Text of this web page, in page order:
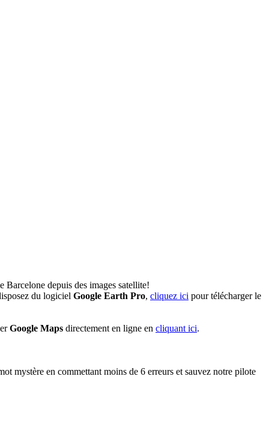
depuis des images satellite!
du logiciel Google Earth Pro, cliquez ici pour télécharger le
Google Maps directement en ligne en cliquant ici.
mystère en commettant moins de 6 erreurs et sauvez notre pilote